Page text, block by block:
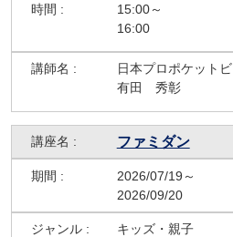
15:00～
16:00
日本プロポケット
有田 秀彰
ファミダン
2026/07/19～
2026/09/20
キッズ・親子